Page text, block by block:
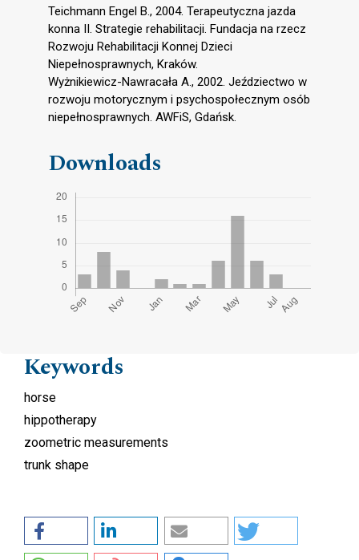
Teichmann Engel B., 2004. Terapeutyczna jazda
konna II. Strategie rehabilitacji. Fundacja na rzecz
Rozwoju Rehabilitacji Konnej Dzieci
Niepełnosprawnych, Kraków.
Wyżnikiewicz-Nawracała A., 2002. Jeździectwo w
rozwoju motorycznym i psychospołecznym osób
niepełnosprawnych. AWFiS, Gdańsk.
Downloads
Keywords
horse
hippotherapy
zoometric measurements
trunk shape